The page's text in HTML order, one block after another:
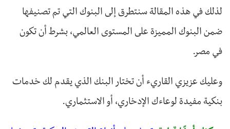
لذلك في هذه المقالة سنتطرق إلى البنوك التي تم تصنيفها
ضمن البنوك المميزة على المستوى العالمي، بشرط أن تكون
في مصر.
وعليك عزيزي القاريء أن تختار البنك الذي يقدم لك خدمات
بنكية مفيدة لوعاءك الإدخاري، أو الاستثماري.